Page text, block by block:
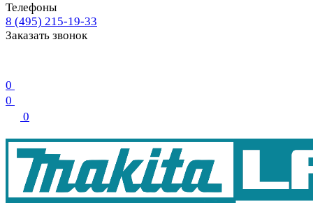
Телефоны
8 (495) 215-19-33
Заказать звонок
0
0
0